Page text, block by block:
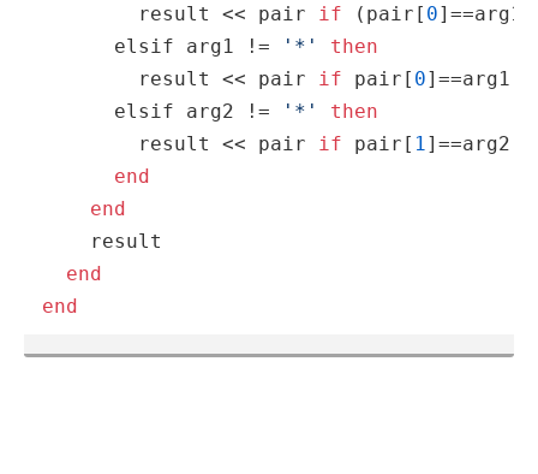
result << pair
if (pair[ 0
elsif arg1 !=
'*'
then
result << pair
if pair[ 0]==arg1
elsif arg2 !=
'*'
then
result << pair
if pair[ 1 ]==arg2
end
end
result
end
end